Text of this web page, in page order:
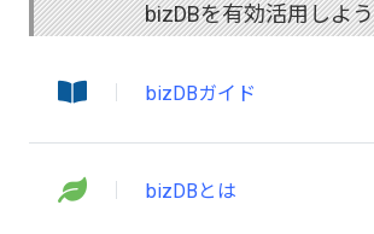
bizDBを有効活用しよ
bizDBガイド
bizDBとは